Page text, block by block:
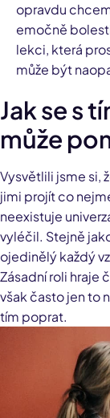
opravdu
emočně
lekci, která
může být
Jak se s
může
Vysvětlili jsme si,
jimi projít co
neexistuje
vyléčil. Stejně
ojedinělý každý
Zásadní roli hraje
však často jen to
tím poprat.